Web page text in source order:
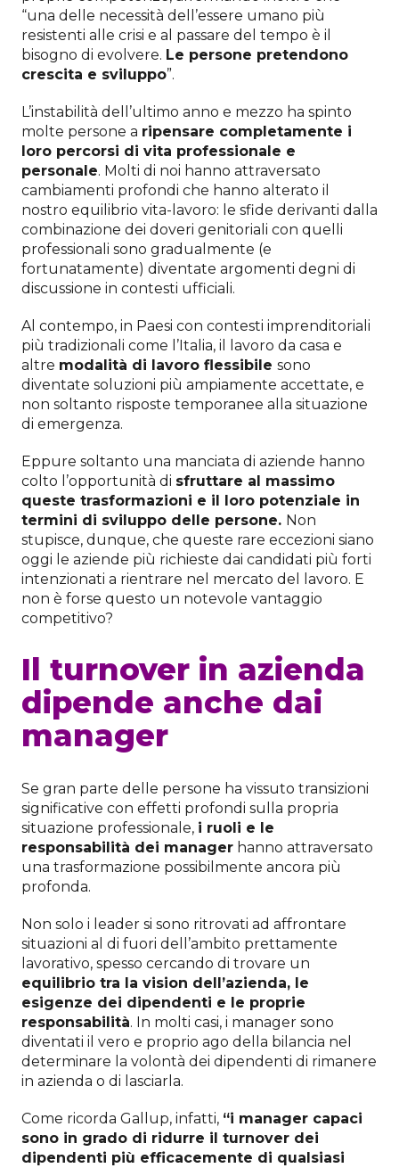
“una delle necessità dell’essere umano più
resistenti alle crisi e al passare del tempo è il
bisogno di evolvere. Le persone pretendono
crescita e sviluppo”.
L’instabilità dell’ultimo anno e mezzo ha spinto
molte persone a ripensare completamente i
loro percorsi di vita professionale e
personale. Molti di noi hanno attraversato
cambiamenti profondi che hanno alterato il
nostro equilibrio vita-lavoro: le sfide derivanti dalla
combinazione dei doveri genitoriali con quelli
professionali sono gradualmente (e
fortunatamente) diventate argomenti degni di
discussione in contesti ufficiali.
Al contempo, in Paesi con contesti imprenditoriali
più tradizionali come l’Italia, il lavoro da casa e
altre modalità di lavoro flessibile sono
diventate soluzioni più ampiamente accettate, e
non soltanto risposte temporanee alla situazione
di emergenza.
Eppure soltanto una manciata di aziende hanno
colto l’opportunità di sfruttare al massimo
queste trasformazioni e il loro potenziale in
termini di sviluppo delle persone. Non
stupisce, dunque, che queste rare eccezioni siano
oggi le aziende più richieste dai candidati più forti
intenzionati a rientrare nel mercato del lavoro. E
non è forse questo un notevole vantaggio
competitivo?
Il turnover in azienda
dipende anche dai
manager
Se gran parte delle persone ha vissuto transizioni
significative con effetti profondi sulla propria
situazione professionale, i ruoli e le
responsabilità dei manager hanno attraversato
una trasformazione possibilmente ancora più
profonda.
Non solo i leader si sono ritrovati ad affrontare
situazioni al di fuori dell’ambito prettamente
lavorativo, spesso cercando di trovare un
equilibrio tra la vision dell’azienda, le
esigenze dei dipendenti e le proprie
responsabilità. In molti casi, i manager sono
diventati il vero e proprio ago della bilancia nel
determinare la volontà dei dipendenti di rimanere
in azienda o di lasciarla.
Come ricorda Gallup, infatti, “i manager capaci
sono in grado di ridurre il turnover dei
dipendenti più efficacemente di qualsiasi